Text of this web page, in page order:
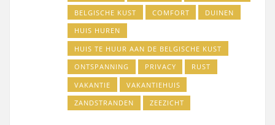
BELGISCHE KUST
COMFORT
DUINEN
HUIS HUREN
HUIS TE HUUR AAN DE BELGISCHE KUST
ONTSPANNING
PRIVACY
RUST
VAKANTIE
VAKANTIEHUIS
ZANDSTRANDEN
ZEEZICHT